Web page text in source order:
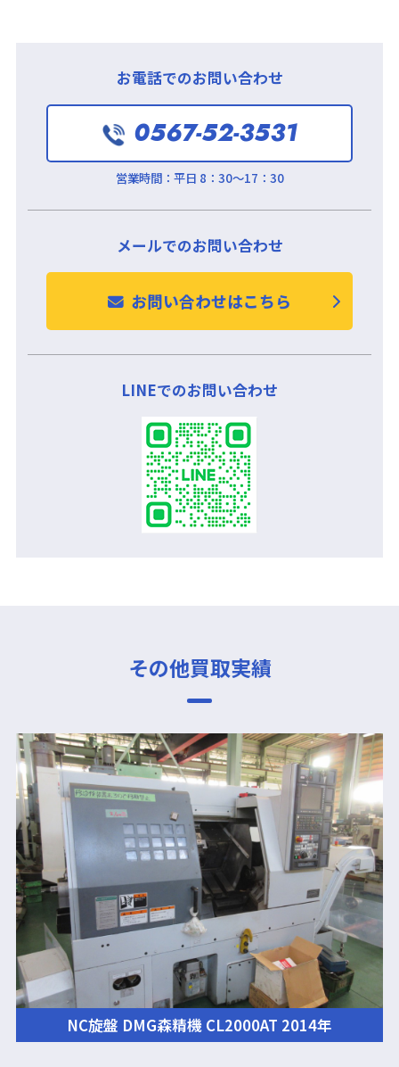
お電話でのお問い合わせ
0567-52-3531
営業時間： 平日 8：30～17：30
メールでのお問い合わせ
お問い合わせはこちら
LINEでのお問い合わせ
その他買取実績
NC旋盤 DMG森精機 CL2000AT 2014年